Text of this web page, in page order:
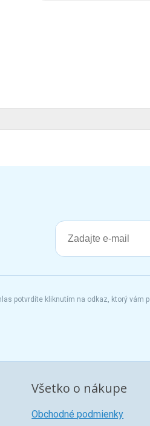
potvrdíte kliknutím na odkaz, ktorý vám
Všetko o nákupe
Obchodné podmienky